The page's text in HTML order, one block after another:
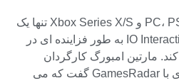
با انتشار PC، PS5 و Xbox Series X/S تنها یک
هفته دیگر، توسعه دهنده IO Interactive به طور فزاینده ای در
مارتین امبورگ کارگردان
داستان و فیلم در مصاحبه ای با GamesRadar گفت که می